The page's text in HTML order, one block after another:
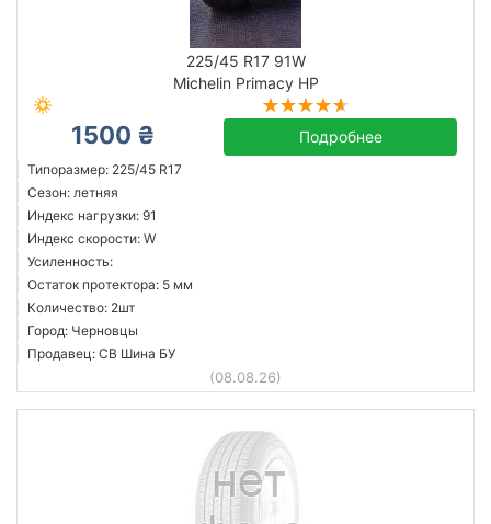
225/45 R17 91W
Michelin Primacy HP
1500 ₴ Подробнее
Типоразмер: 225/45 R17
Сезон: летняя
Индекс нагрузки: 91
Индекс скорости: W
Усиленность:
Остаток протектора: 5 мм
Количество: 2шт
Город: Черновцы
Продавец: СВ Шина БУ
(08.08.26)